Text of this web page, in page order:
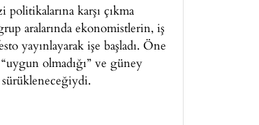
karşı çıkma
aralarında ekonomistlerin, iş
yayınlayarak işe başladı. Öne
olmadığı” ve güney
sürükleneceğiydi.